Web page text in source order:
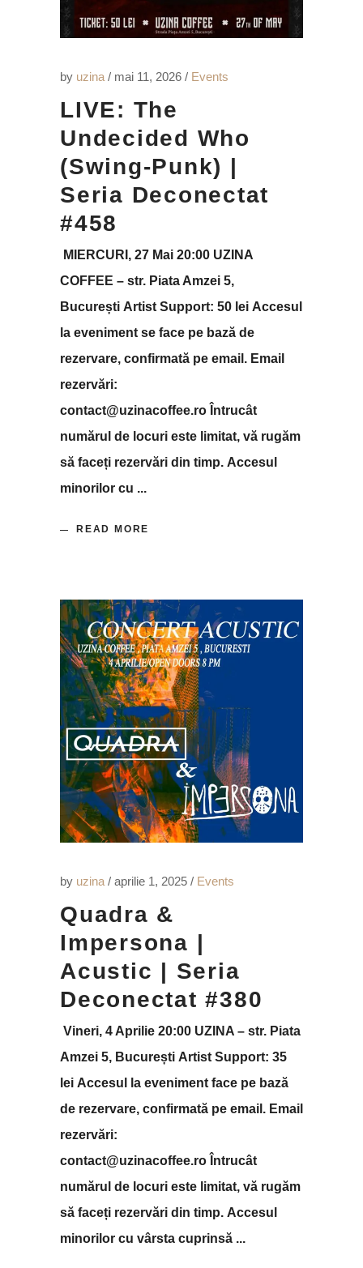
by uzina mai 11, 2026 Events
LIVE: The
Undecided Who
(Swing-Punk) |
Seria Deconectat
#458
MIERCURI, 27 Mai 20:00 UZINA
COFFEE – str. Piata Amzei 5,
București Artist Support: 50 lei Accesul
la eveniment se face pe bază de
rezervare, confirmată pe email. Email
rezervări:
contact@uzinacoffee.ro Întrucât
numărul de locuri este limitat, vă rugăm
să faceți rezervări din timp. Accesul
minorilor cu
READ MORE
by uzina aprilie 1, 2025 Events
Quadra &
Impersona |
Acustic | Seria
Deconectat #380
Vineri, 4 Aprilie 20:00 UZINA – str. Piata
Amzei 5, București Artist Support: 35
lei Accesul la eveniment face pe bază
de rezervare, confirmată pe email. Email
rezervări:
contact@uzinacoffee.ro Întrucât
numărul de locuri este limitat, vă rugăm
să faceți rezervări din timp. Accesul
minorilor cu vârsta cuprinsă